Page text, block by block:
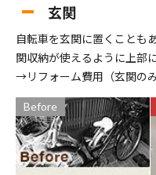
玄関
自転車を玄関に置くことも
関収納が使えるように上部
→リフォーム費用（玄関の
Before